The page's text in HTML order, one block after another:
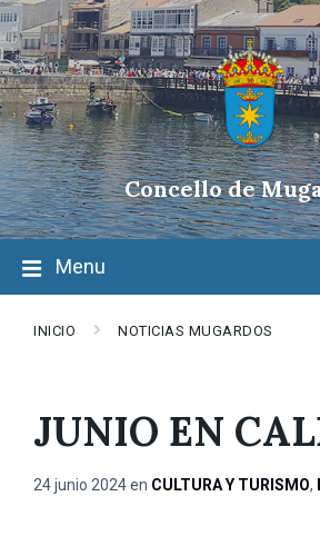
Skip
to
content
Skip
to
main
navigation
Skip
to
footer
Concello de
Menu
INICIO NOTICIAS MUGARDOS
JUNIO EN
24 junio 2024en CULTURA Y TURISMO,